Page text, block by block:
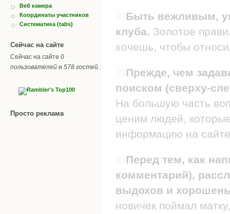
Веб камера
Координаты участников
Систематика (tabs)
Сейчас на сайте
Сейчас на сайте 0
пользователей и 578 гостей.
Просто реклама
Быть вежливым,
клуба. Золотое
хочешь, чтобы
Прежде, чем
поиском (сверху-
На большую часть
ценим людей,
информацию на
Перед тем, как
комментарий),
выдохов и
новичек поймал